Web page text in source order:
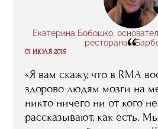
Екатерина Бобошко,
ресторана“
01 ИЮЛЯ 2015
«Я вам скажу, что в RMA
здорово людям мозги на
никто ничего ни от кого
рассказывают, как есть.